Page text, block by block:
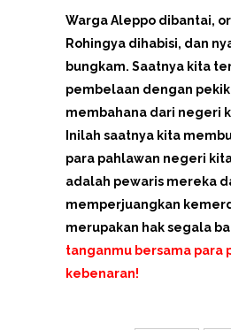
Warga Aleppo dibantai,
Rohingya dihabisi, dan
bungkam. Saatnya kita
pembelaan dengan
membahana dari negeri
Inilah saatnya kita
para pahlawan negeri
adalah pewaris mereka
memperjuangkan
merupakan hak segala
tanganmu bersama para
kebenaran!